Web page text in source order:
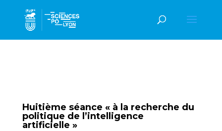
Huitième séance « à la recherche du
politique de l’intelligence
artificielle »